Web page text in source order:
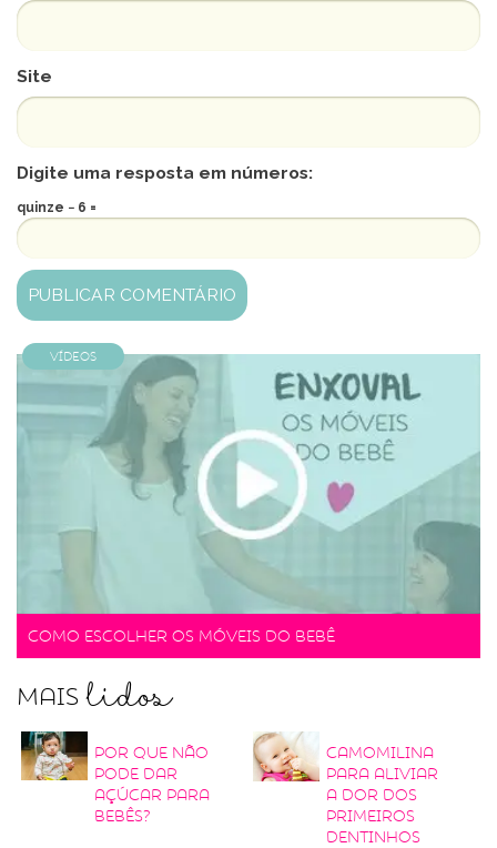
Site
Digite uma resposta em números:
quinze − 6 =
Vídeos
Como escolher os móveis do bebê
Maislidos
Por que não
pode dar
açúcar para
bebês?
Camomilina
para aliviar
a dor dos
primeiros
dentinhos